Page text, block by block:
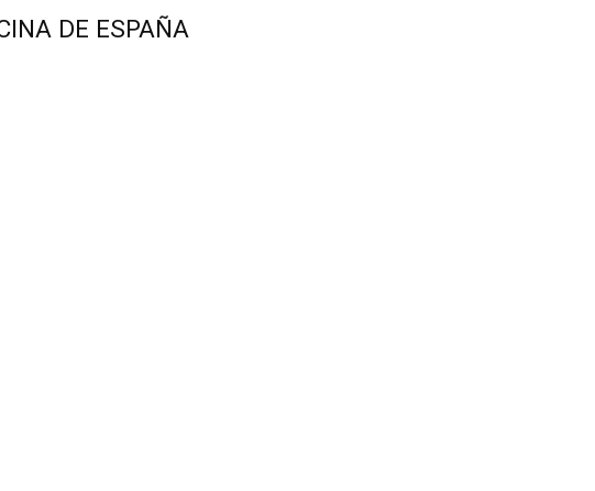
DE ESPAÑA